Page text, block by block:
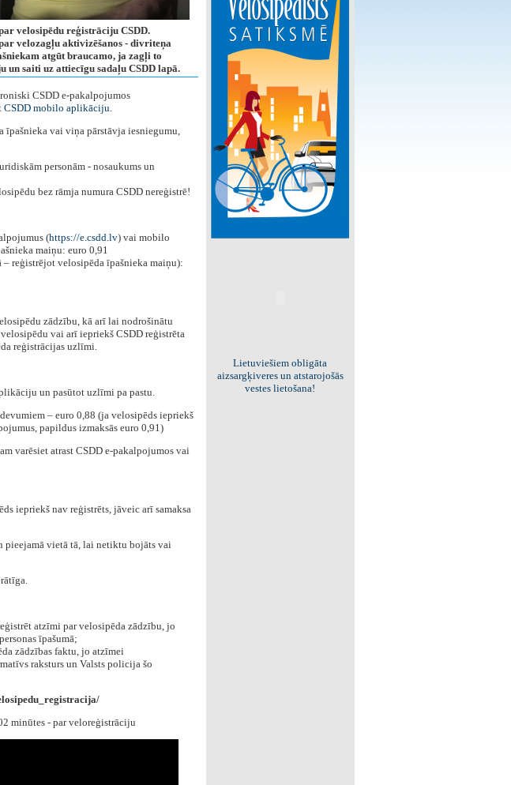
velosipēdu reģistrāciju CSDD.
velozagļu aktivizēšanos - divriteņa
atgūt braucamo, ja zagļi to
saiti uz attiecīgu sadaļu CSDD lapā.
CSDD e-pakalpojumos
CSDD mobilo aplikāciju.
īpašnieka vai viņa pārstāvja iesniegumu,
personām - nosaukums un
bez rāmja numura CSDD nereģistrē!
(https://e.csdd.lv) vai mobilo
maiņu: euro 0,91
reģistrējot velosipēda īpašnieka maiņu):
zādzību, kā arī lai nodrošinātu
vai arī iepriekš CSDD reģistrēta
reģistrācijas uzlīmi.
un pasūtot uzlīmi pa pastu.
– euro 0,88 (ja velosipēds iepriekš
papildus izmaksās euro 0,91)
varēsiet atrast CSDD e-pakalpojumos vai
iepriekš nav reģistrēts, jāveic arī samaksa
pieejamā vietā tā, lai netiktu bojāts vai
atzīmi par velosipēda zādzību, jo
īpašumā;
zādzības faktu, jo atzīmei
raksturs un Valsts policija šo
minūtes - par veloreģistrāciju
Viss par "Kritisko masu"!
Kolekcionējam saites uz resursiem
internetā!